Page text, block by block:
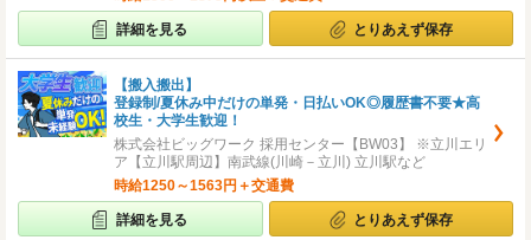
詳細を見る とりあえず保存
【搬入搬出】
登録制/夏休み中だけの単発・日払いOK◎履歴書不要★高
校生・大学生歓迎！
株式会社ビッグワーク 採用センター【BW03】 ※立川エリ
ア【立川駅周辺】南武線(川崎－立川) 立川駅など
時給1250～1563円＋交通費
詳細を見る とりあえず保存